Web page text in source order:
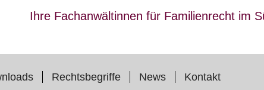
Ihre Fachanwältinnen für Familienrecht im
Rechtsbegriffe News Kontakt